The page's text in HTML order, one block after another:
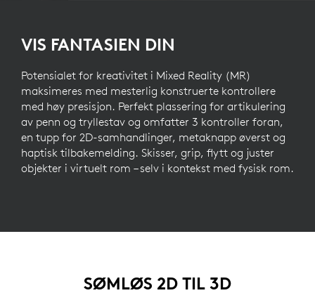
VIS FANTASIEN DIN
Potensialet for kreativitet i Mixed Reality (MR)
maksimeres med mesterlig konstruerte kontrollere
med høy presisjon. Perfekt plassering for artikulering
av penn og tryllestav og omfatter 3 kontroller foran,
en tupp for 2D-samhandlinger, metaknapp øverst og
haptisk tilbakemelding. Skisser, grip, flytt og juster
objekter i virtuelt rom – selv i kontekst med fysisk rom.
SØMLØS 2D TIL 3D